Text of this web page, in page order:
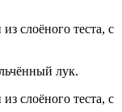
лук.